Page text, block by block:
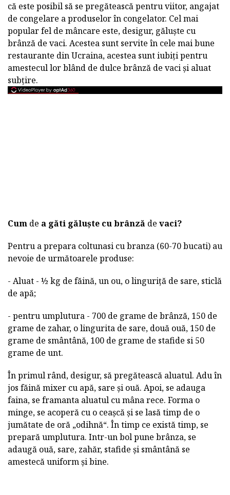
că este posibil să se pregătească pentru viitor, angajat
de congelare a produselor în congelator. Cel mai
popular fel de mâncare este, desigur, găluște cu
brânză de vaci. Acestea sunt servite în cele mai bune
restaurante din Ucraina, acestea sunt iubiți pentru
amestecul lor blând de dulce brânză de vaci și aluat
subțire.
Cum de a găti găluște cu brânză de vaci?
Pentru a prepara coltunasi cu branza (60-70 bucati) au
nevoie de următoarele produse:
- Aluat - ½ kg de făină, un ou, o linguriță de sare, sticlă
de apă;
- pentru umplutura - 700 de grame de brânză, 150 de
grame de zahar, o lingurita de sare, două ouă, 150 de
grame de smântână, 100 de grame de stafide si 50
grame de unt.
În primul rând, desigur, să pregătească aluatul. Adu în
jos făină mixer cu apă, sare și ouă. Apoi, se adauga
faina, se framanta aluatul cu mâna rece. Forma o
minge, se acoperă cu o ceașcă și se lasă timp de o
jumătate de oră „odihnă“. În timp ce există timp, se
prepară umplutura. Intr-un bol pune brânza, se
adaugă ouă, sare, zahăr, stafide și smântână se
amestecă uniform și bine.